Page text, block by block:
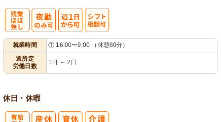
就業時間
① 16:00〜9:00 （休憩60分）
週所定
労働日数
1日 ～ 2日
休日・休暇